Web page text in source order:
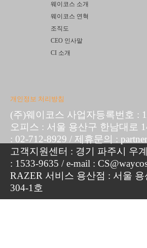
웨이코스 소개
웨이코스 연혁
조직도
CEO 인사말
CI 소개
개인정보 처리방침
(주)웨이코스 사업자등록번호 :
오피스 : 서울 용산구 한남대로
: 02-712-8929 / 제휴문의 :
고객지원센터 : 경기 파주시 우
: 1533-9635 / e-mail :
RAZER 서비스 용산점 : 서울
304-1호